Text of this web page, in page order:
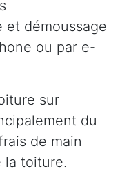
et démoussage
ou par e-
sur
du
de main
la toiture.